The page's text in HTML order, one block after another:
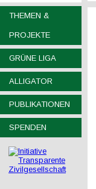
THEMEN &
PROJEKTE
GRÜNE LIGA
ALLIGATOR
PUBLIKATIONEN
SPENDEN